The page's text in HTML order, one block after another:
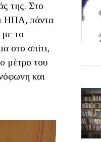
της. Στο
ΗΠΑ, πάντα
το
στο σπίτι,
μέτρο του
και